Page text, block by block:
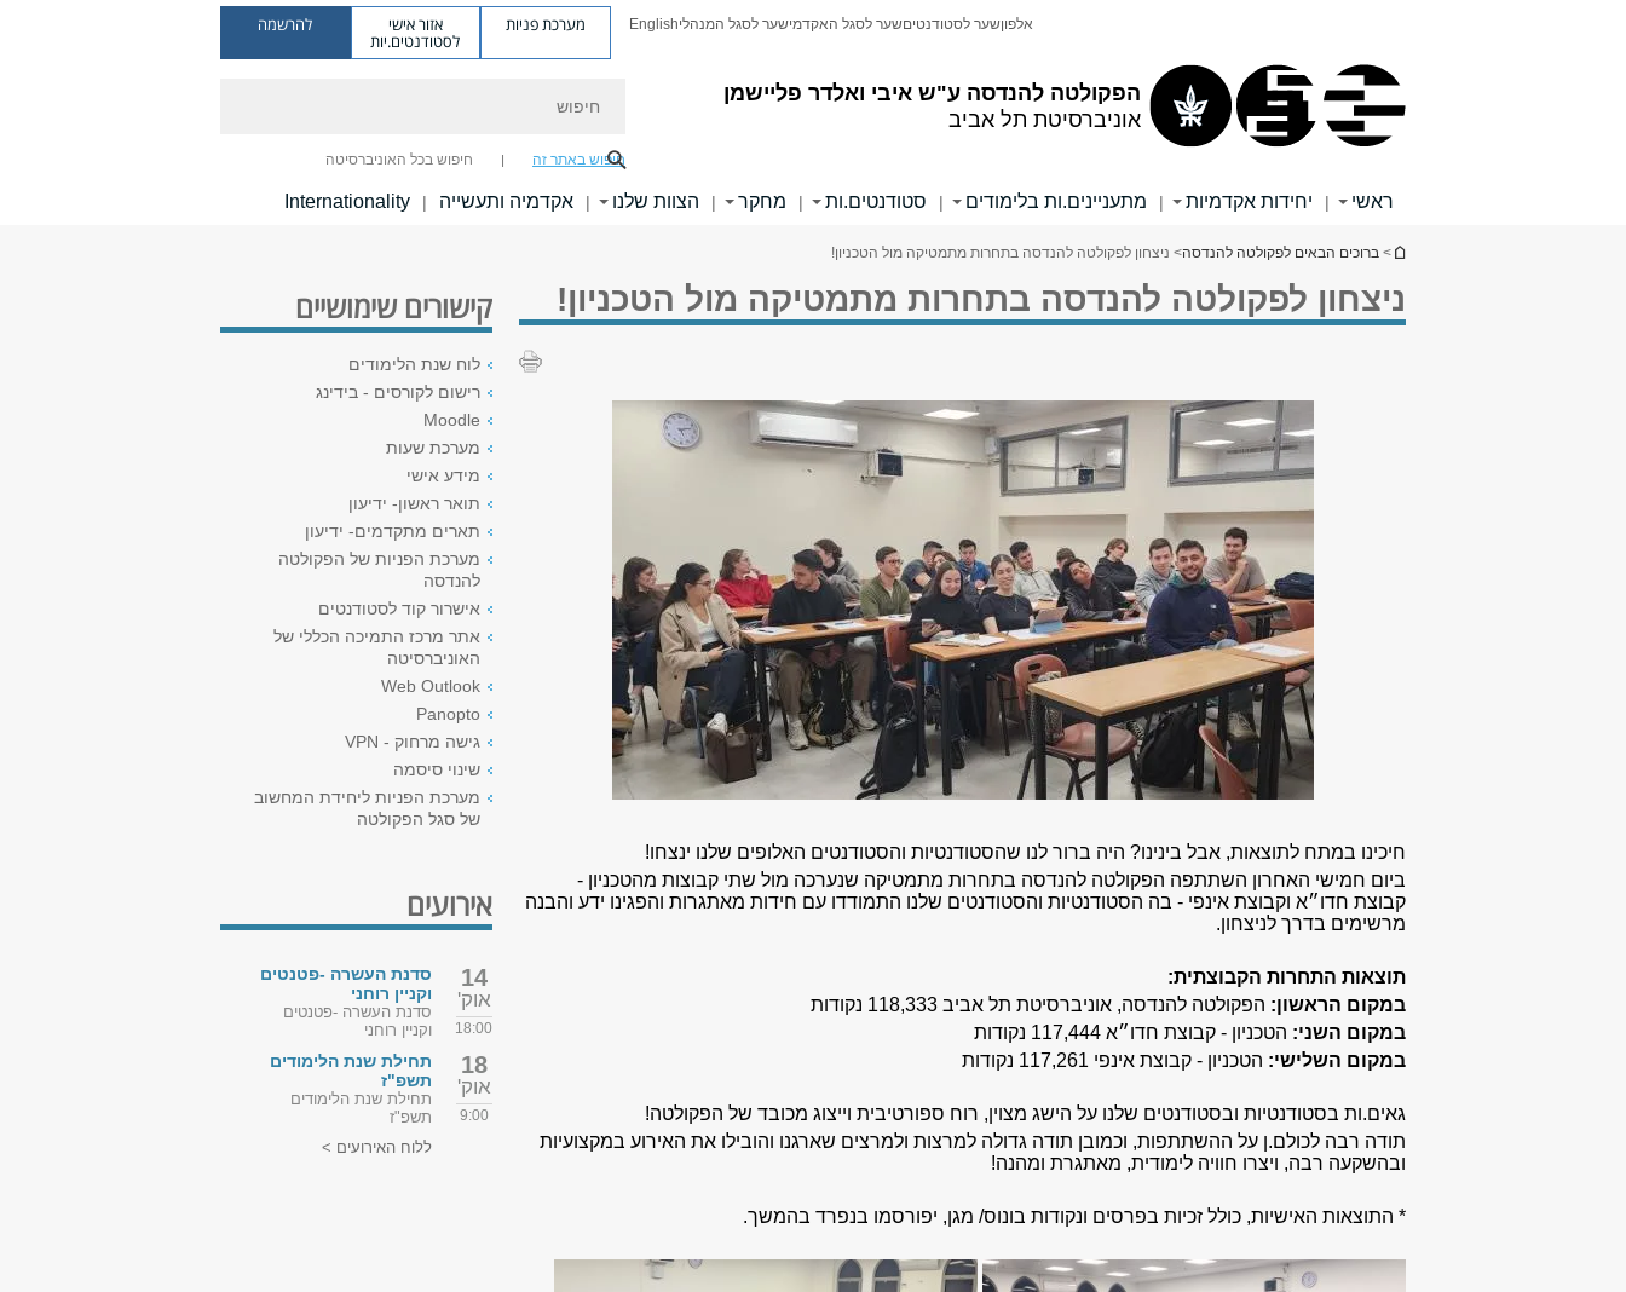
הפקולטה להנדסה ע"ש איבי ואלדר פליישמן
אוניברסיטת תל אביב
אלפוןשער לסטודנטיםשער לסגל האקדמישער לסגל המנהליEnglish מערכת פניות אזור אישי
לסטודנטים.יות
להרשמה
חיפוש באתר זה חיפוש בכל האוניברסיטה
ראשי | יחידות אקדמיות | מתעניינים.ות בלימודים | סטודנטים.ות | מחקר | הצוות שלנו | אקדמיה ותעשייה |
Internationality
הינך נמצא כאן
> ברוכים הבאים לפקולטה להנדסה> ניצחון לפקולטה להנדסה בתחרות מתמטיקה מול הטכניון!
ניצחון לפקולטה להנדסה בתחרות מתמטיקה מול הטכניון!
חיכינו במתח לתוצאות, אבל בינינו? היה ברור לנו שהסטודנטיות והסטודנטים האלופים שלנו ינצחו!
ביום חמישי האחרון השתתפה הפקולטה להנדסה בתחרות מתמטיקה שנערכה מול שתי קבוצות מהטכניון -
קבוצת חדו״א וקבוצת אינפי - בה הסטודנטיות והסטודנטים שלנו התמודדו עם חידות מאתגרות והפגינו ידע והבנה
מרשימים בדרך לניצחון.
תוצאות התחרות הקבוצתית:
במקום הראשון: הפקולטה להנדסה, אוניברסיטת תל אביב 118,333 נקודות
במקום השני: הטכניון - קבוצת חדו״א 117,444 נקודות
במקום השלישי: הטכניון - קבוצת אינפי 117,261 נקודות
גאים.ות בסטודנטיות ובסטודנטים שלנו על הישג מצוין, רוח ספורטיבית וייצוג מכובד של הפקולטה!
תודה רבה לכולם.ן על ההשתתפות, וכמובן תודה גדולה למרצות ולמרצים שארגנו והובילו את האירוע במקצועיות
ובהשקעה רבה, ויצרו חוויה לימודית, מאתגרת ומהנה!
* התוצאות האישיות, כולל זכיות בפרסים ונקודות בונוס/ מגן, יפורסמו בנפרד בהמשך.
קישורים שימושיים
לוח שנת הלימודים
רישום לקורסים - בידינג
Moodle
מערכת שעות
מידע אישי
תואר ראשון- ידיעון
תארים מתקדמים- ידיעון
מערכת הפניות של הפקולטה
להנדסה
אישרור קוד לסטודנטים
אתר מרכז התמיכה הכללי של
האוניברסיטה
Web Outlook
Panopto
גישה מרחוק - VPN
שינוי סיסמה
מערכת הפניות ליחידת המחשוב
של סגל הפקולטה
אירועים
14
אוק'
18:00
סדנת העשרה -פטנטים
וקניין רוחני
סדנת העשרה -פטנטים
וקניין רוחני
18
אוק'
9:00
תחילת שנת הלימודים
תשפ"ז
תחילת שנת הלימודים
תשפ"ז
ללוח האירועים >